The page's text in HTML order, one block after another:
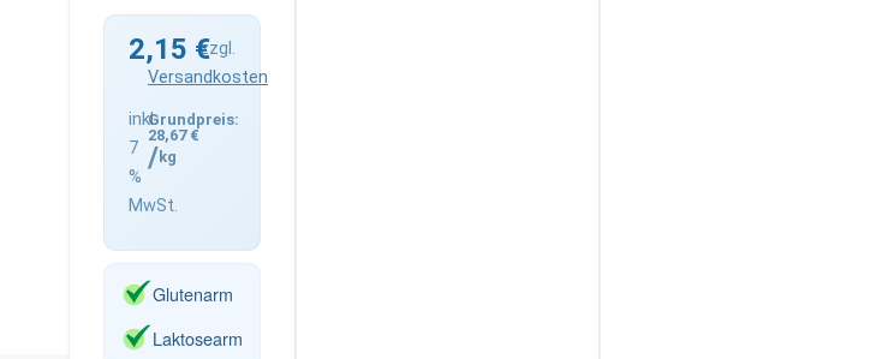
2,15 €
inkl.
7
%
MwSt.
zzgl.
Versandkosten
28,67 €
/ kg
Glutenarm
Laktosearm